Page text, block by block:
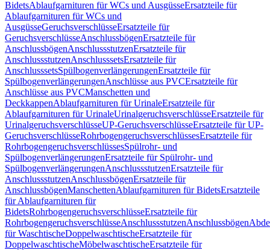
BidetsAblaufgarnituren für WCs und AusgüsseErsatzteile für
Ablaufgarnituren für WCs und
AusgüsseGeruchsverschlüsseErsatzteile für
GeruchsverschlüsseAnschlussbögenErsatzteile für
AnschlussbögenAnschlussstutzenErsatzteile für
AnschlussstutzenAnschlusssetsErsatzteile für
AnschlusssetsSpülbogenverlängerungenErsatzteile für
SpülbogenverlängerungenAnschlüsse aus PVCErsatzteile für
Anschlüsse aus PVCManschetten und
DeckkappenAblaufgarnituren für UrinaleErsatzteile für
Ablaufgarnituren für UrinaleUrinalgeruchsverschlüsseErsatzteile für
UrinalgeruchsverschlüsseUP-GeruchsverschlüsseErsatzteile für UP-
GeruchsverschlüsseRohrbogengeruchsverschlüssesErsatzteile für
RohrbogengeruchsverschlüssesSpülrohr- und
SpülbogenverlängerungenErsatzteile für Spülrohr- und
SpülbogenverlängerungenAnschlussstutzenErsatzteile für
AnschlussstutzenAnschlussbögenErsatzteile für
AnschlussbögenManschettenAblaufgarnituren für BidetsErsatzteile
für Ablaufgarnituren für
BidetsRohrbogengeruchsverschlüsseErsatzteile für
RohrbogengeruchsverschlüsseAnschlussstutzenAnschlussbögen
für WaschtischeDoppelwaschtischeErsatzteile für
DoppelwaschtischeMöbelwaschtischeErsatzteile für